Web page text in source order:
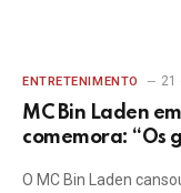
ENTRETENIMENTO 21
MC Bin Laden
comemora: “Os
O MC Bin Laden